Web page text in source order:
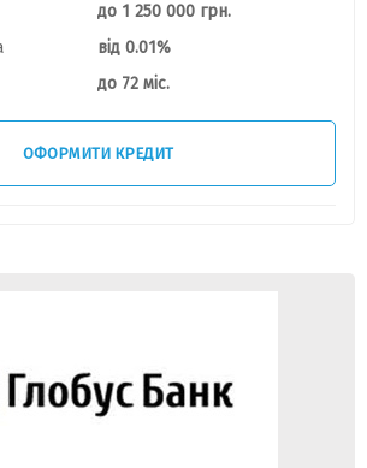
до 1 250 000 грн.
від 0.01%
до 72 міс.
ОФОРМИТИ КРЕДИТ